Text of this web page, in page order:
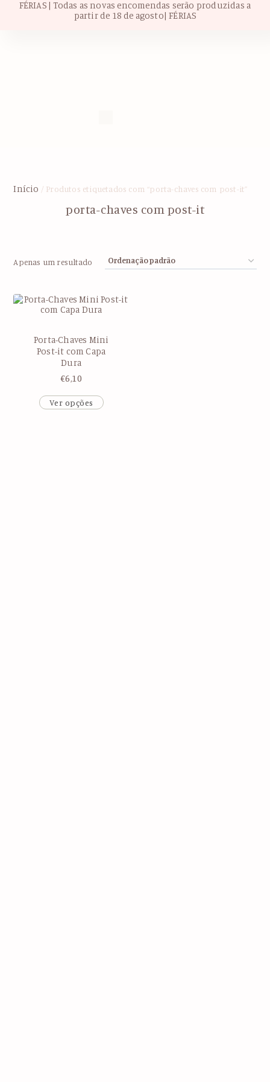
FÉRIAS | Todas as novas encomendas serão produzidas a
partir de 18 de agosto| FÉRIAS
Início / Produtos etiquetados com “porta-chaves com post-it”
porta-chaves com post-it
Apenas um resultado
Porta-Chaves Mini
Post-it com Capa
Dura
€6,10
Ver opções